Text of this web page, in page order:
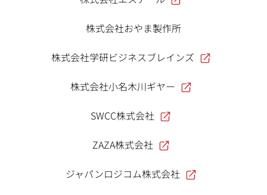
株式会社おやま製作所
株式会社学研ビジネスブレインズ
株式会社小名木川ギヤー
SWCC株式会社
ZAZA株式会社
ジャパンロジコム株式会社